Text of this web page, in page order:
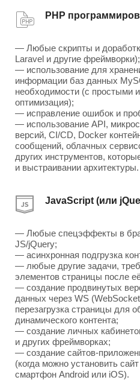
PHP
— Любые скрипты и
Laravel и другие фреймворки);
— использование для
информации баз данных
необходимости (с простыми
оптимизация);
— исправление ошибок и
— использование API,
версий, CI/CD, Docker
сообщений, облачных
других инструментов,
и выстраивании архитектуры.
JavaScript (или
— Любые спецэффекты в
JS/jQuery;
— асинхронная подгрузка
— любые другие задачи,
элементов страницы после её
— создание продвинутых
данных через WS
перезагрузка страницы для
динамического контента;
— создание личных
и других фреймворках;
— создание сайтов-
(когда можно установить
смартфон Android или iOS).